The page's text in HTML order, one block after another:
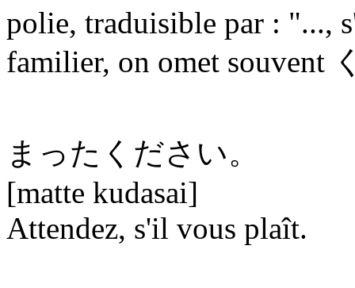
polie, traduisible par : "...,
familier, on omet souvent
まったください。
[matte kudasai]
Attendez, s'il vous plaît.